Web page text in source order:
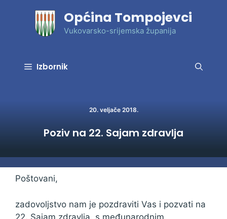
Općina Tompojevci
Vukovarsko-srijemska županija
Izbornik
20. veljače 2018.
Poziv na 22. Sajam zdravlja
Poštovani,
zadovoljstvo nam je pozdraviti Vas i pozvati na
22. Sajam zdravlja, s međunarodnim